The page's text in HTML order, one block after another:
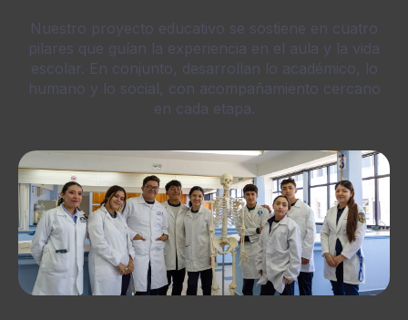
Nuestro proyecto educativo se sostiene en cuatro
pilares que guían la experiencia en el aula y la vida
escolar. En conjunto, desarrollan lo académico, lo
humano y lo social, con acompañamiento cercano
en cada etapa.